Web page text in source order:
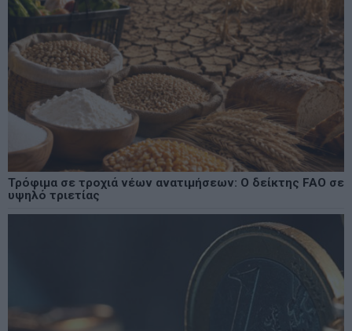
Τρόφιμα σε τροχιά νέων ανατιμήσεων: Ο δείκτης FAO σε
υψηλό τριετίας